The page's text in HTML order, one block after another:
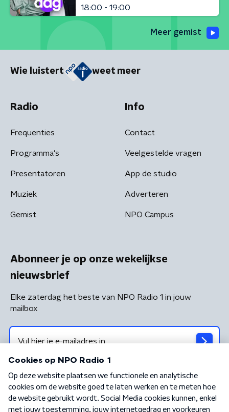
18:00 - 19:00
Meer gemist
Wie luistert weet meer
Radio
Frequenties
Programma's
Presentatoren
Muziek
Gemist
Info
Contact
Veelgestelde vragen
App de studio
Adverteren
NPO Campus
Abonneer je op onze wekelijkse
nieuwsbrief
Elke zaterdag het beste van NPO Radio 1 in jouw
mailbox
Algemene voorwaarden